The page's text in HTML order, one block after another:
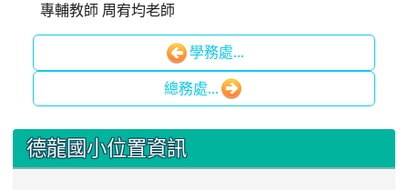
專輔教師 周宥均老師
學務處...
總務處...
::: 德龍國小位置資訊